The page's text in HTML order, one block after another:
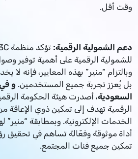
وقت أقل.
دعم الشمولية الرقمية:
للشمولية الرقمية على أهمية توفير
بل يُعزز تجربة جميع المستخدمين. و في
السعودية، أصدرت هيئة الحكومة
الرقمية تهدف إلى تمكين ذوي الإعاقة
الخدمات الإلكترونية. وبمطابقة “منير”
تمكين جميع فئات المجتمع.